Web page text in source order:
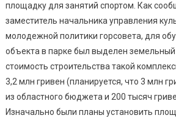
площадку для занятий спортом. Как
заместитель начальника управления
молодежной политики горсовета, для
объекта в парке был выделен
стоимость строительства такой
3,2 млн гривен (планируется, что 3 млн
из областного бюджета и 200 тысяч
Изначально были планы установить